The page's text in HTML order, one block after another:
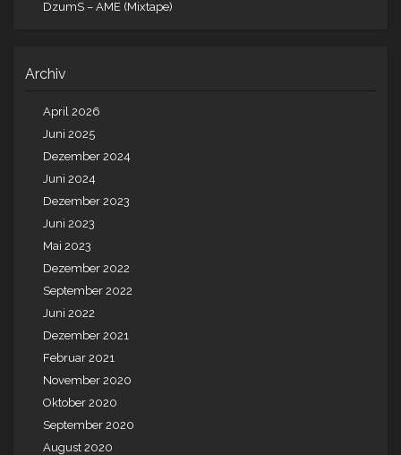
DzumS – AME (Mixtape)
Archiv
April 2026
Juni 2025
Dezember 2024
Juni 2024
Dezember 2023
Juni 2023
Mai 2023
Dezember 2022
September 2022
Juni 2022
Dezember 2021
Februar 2021
November 2020
Oktober 2020
September 2020
August 2020